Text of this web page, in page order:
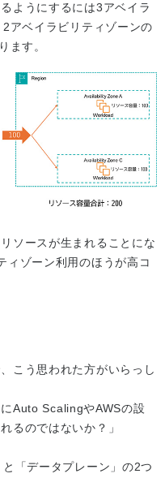
ようにするには3アベイラ
アベイラビリティゾーンの
ます。
ソースが生まれることにな
ィゾーン利用のほうが高コ
こう思われた方がいらっし
Auto ScalingやAWSの設
るのではないか？」
「データプレーン」の2つ